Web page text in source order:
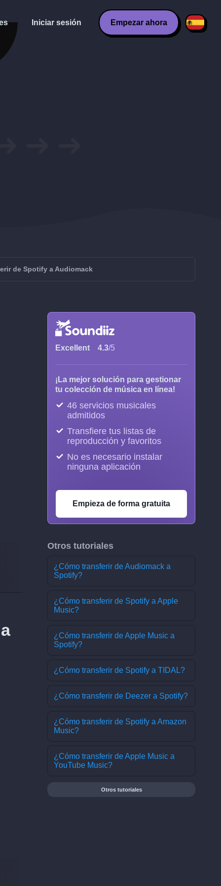
Iniciar sesión Empezar ahora
de Spotify a Audiomack
Excellent 4.3/5
¡La mejor solución para gestionar
tu colección de música en línea!
46 servicios musicales
admitidos
Transfiere tus listas de
reproducción y favoritos
No es necesario instalar
ninguna aplicación
Empieza de forma gratuita
Otros tutoriales
¿Cómo transferir de Audiomack a
Spotify?
¿Cómo transferir de Spotify a Apple
Music?
¿Cómo transferir de Apple Music a
Spotify?
¿Cómo transferir de Spotify a TIDAL?
¿Cómo transferir de Deezer a Spotify?
¿Cómo transferir de Spotify a Amazon
Music?
¿Cómo transferir de Apple Music a
YouTube Music?
Otros tutoriales